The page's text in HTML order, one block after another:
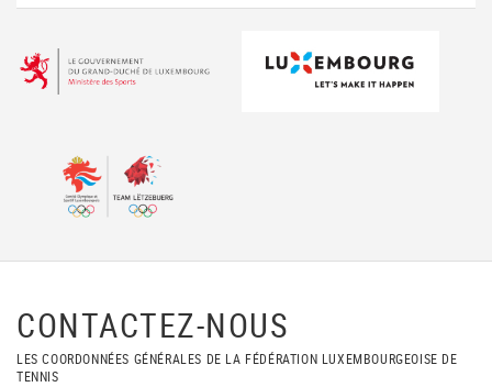
CONTACTEZ-NOUS
LES COORDONNÉES GÉNÉRALES DE LA FÉDÉRATION LUXEMBOURGEOISE DE
TENNIS